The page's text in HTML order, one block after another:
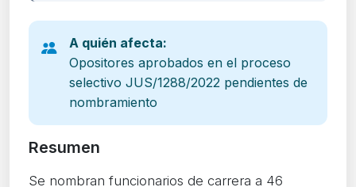
A quién afecta:
Opositores aprobados en el proceso
selectivo JUS/1288/2022 pendientes de
nombramiento
Resumen
Se nombran funcionarios de carrera a 46